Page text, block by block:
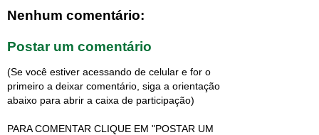
Nenhum comentário:
Postar um comentário
(Se você estiver acessando de celular e for o
primeiro a deixar comentário, siga a orientação
abaixo para abrir a caixa de participação)
PARA COMENTAR CLIQUE EM "POSTAR UM